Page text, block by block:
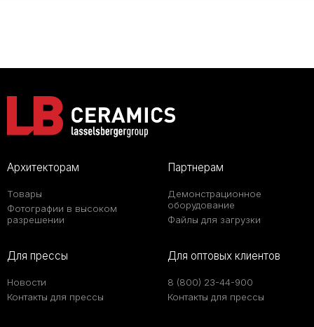
Архитекторам
Товары
Фотографии в высоком
разрешении
Партнерам
Демонстрационное
оборудование
Файлы для загрузки
Для прессы
Новости
Контакты для прессы
Для оптовых клиентов
8 (800) 23-44-900
Контакты для прессы